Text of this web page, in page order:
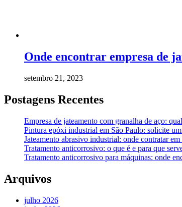
Onde encontrar empresa de
setembro 21, 2023
Postagens Recentes
Empresa de jateamento com granalha de aço:
Pintura epóxi industrial em São Paulo: solicite
Jateamento abrasivo industrial: onde contratar em
Tratamento anticorrosivo: o que é e para que
Tratamento anticorrosivo para máquinas: onde
Arquivos
julho 2026